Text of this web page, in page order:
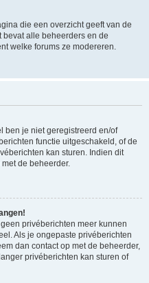
die een overzicht geeft van de
alle beheerders en de
welke forums ze modereren.
ben je niet geregistreerd en/of
functie uitgeschakeld, of de
kan sturen. Indien dit
de beheerder.
privéberichten meer kunnen
Als je ongepaste privéberichten
dan contact op met de beheerder,
privéberichten kan sturen of